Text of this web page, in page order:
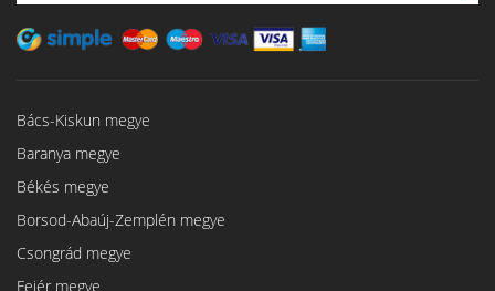
Bács-Kiskun megye
Baranya megye
Békés megye
Borsod-Abaúj-Zemplén megye
Csongrád megye
Fejér megye